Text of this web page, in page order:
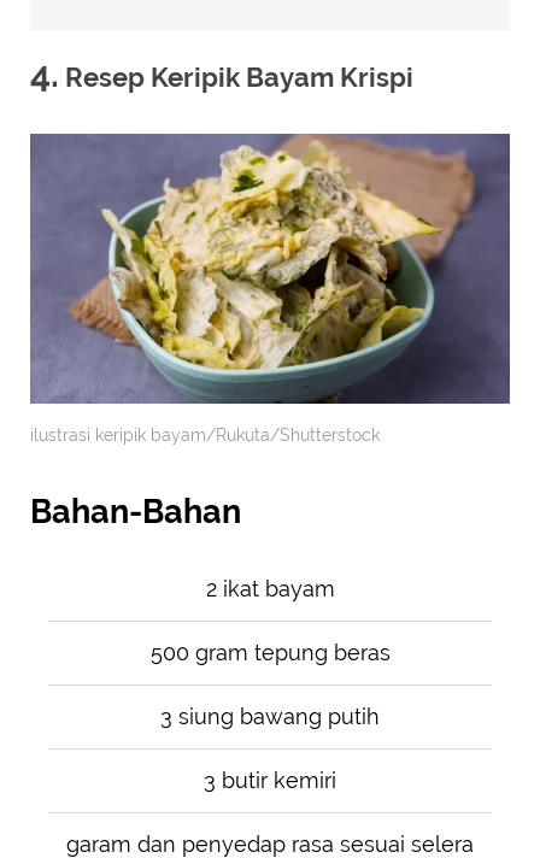
4. Resep Keripik Bayam Krispi
ilustrasi keripik bayam/Rukuta/Shutterstock
Bahan-Bahan
2 ikat bayam
500 gram tepung beras
3 siung bawang putih
3 butir kemiri
garam dan penyedap rasa sesuai selera